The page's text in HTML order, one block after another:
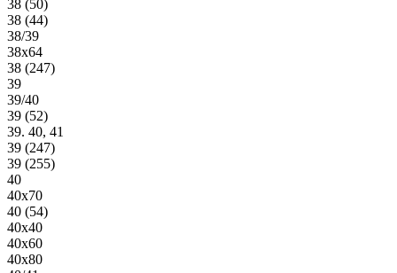
38 (50)
38 (44)
38/39
38х64
38 (247)
39
39/40
39 (52)
39. 40, 41
39 (247)
39 (255)
40
40х70
40 (54)
40х40
40х60
40х80